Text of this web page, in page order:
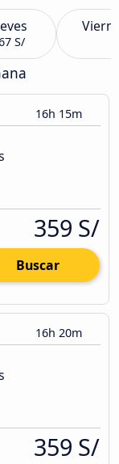
S/
16h 15m
359 S/
Buscar
16h 20m
359 S/